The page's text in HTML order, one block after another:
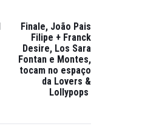
Finale, João Pais
Filipe + Franck
Desire, Los Sara
Fontan e Montes,
tocam no espaço
da Lovers &
Lollypops